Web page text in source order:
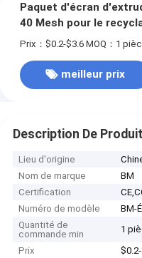
Paquet d'écran
40 Mesh pour le
caoutchouc
Prix：$0.2-$3.6 MOQ：1
meilleur prix
Description De Produit
Lieu d'origine
Nom de marque
BM
Certification
Numéro de modèle
BM-
Quantité de
commande min
1
Prix